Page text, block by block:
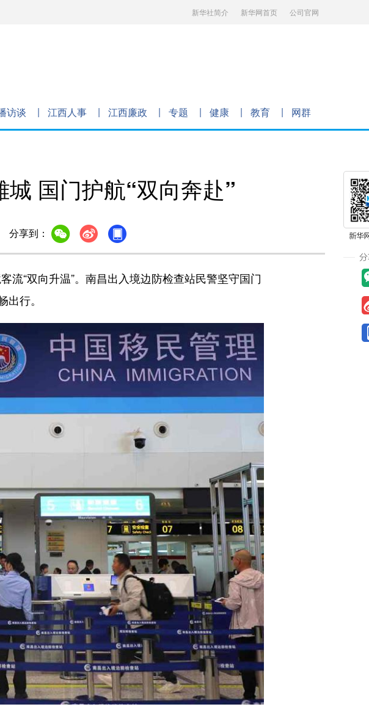
新华社简介 新华网首页 公司官网
访谈 江西人事 江西廉政 专题 健康 教育 网群
国门护航“双向奔赴”
分享到：
“双向升温”。南昌出入境边防检查站民警坚守国门
行。